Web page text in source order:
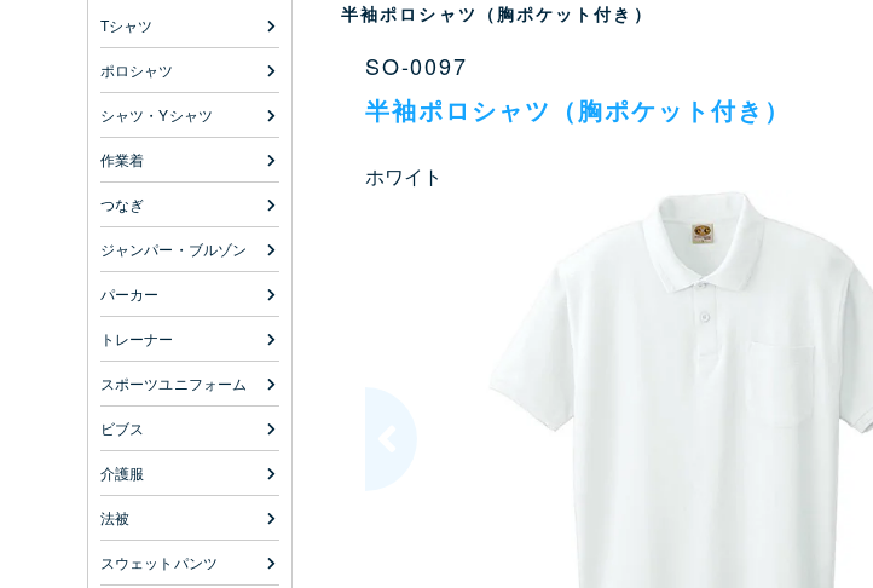
Tシャツ
ポロシャツ
シャツ・Yシャツ
作業着
つなぎ
ジャンパー・ブルゾン
パーカー
トレーナー
スポーツユニフォーム
ビブス
介護服
法被
スウェットパンツ
半袖ポロシャツ（胸ポケット付き）
SO-0097
半袖ポロシャツ（胸ポケット付き）
ホワイト